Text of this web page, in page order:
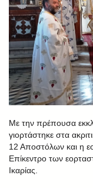
Με την πρέπουσα
γιορτάστηκε στα
12 Αποστόλων και η
Επίκεντρο των
Ικαρίας.